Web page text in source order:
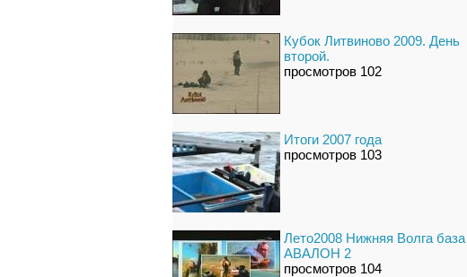
Кубок Литвиново 2009. День
второй.
просмотров 102
Итоги 2007 года
просмотров 103
Лето2008 Нижняя Волга база
АВАЛОН 2
просмотров 104